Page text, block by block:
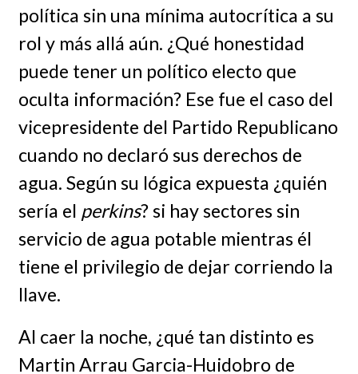
política sin una mínima autocrítica a su
rol y más allá aún. ¿Qué honestidad
puede tener un político electo que
oculta información? Ese fue el caso del
vicepresidente del Partido Republicano
cuando no declaró sus derechos de
agua. Según su lógica expuesta ¿quién
sería el perkins? si hay sectores sin
servicio de agua potable mientras él
tiene el privilegio de dejar corriendo la
llave.
Al caer la noche, ¿qué tan distinto es
Martin Arrau Garcia-Huidobro de